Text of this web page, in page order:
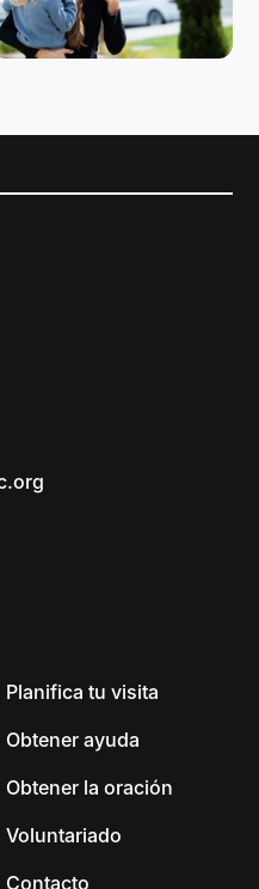
Planifica tu visita
Obtener ayuda
Obtener la oración
Voluntariado
Contacto